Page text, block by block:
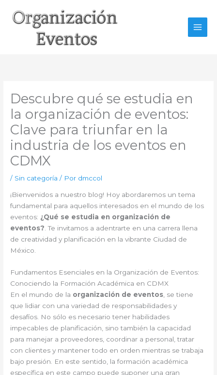
contenido
Descubre qué se estudia en
la organización de eventos:
Clave para triunfar en la
industria de los eventos en
CDMX
/ Sin categoría / Por dmccol
¡Bienvenidos a nuestro blog! Hoy abordaremos un tema
fundamental para aquellos interesados en el mundo de los
eventos: ¿Qué se estudia en organización de
eventos?. Te invitamos a adentrarte en una carrera llena
de creatividad y planificación en la vibrante Ciudad de
México.
Fundamentos Esenciales en la Organización de Eventos:
Conociendo la Formación Académica en CDMX
En el mundo de la organización de eventos , se tiene
que lidiar con una variedad de responsabilidades y
desafíos. No sólo es necesario tener habilidades
impecables de planificación, sino también la capacidad
para manejar a proveedores, coordinar a personal, tratar
con clientes y mantener todo en orden mientras se trabaja
bajo presión. En este sentido, la formación académica
específica en este campo puede suponer una gran